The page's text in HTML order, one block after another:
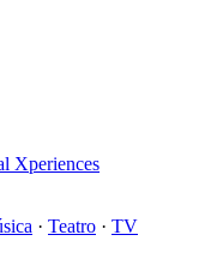
Xperiences
· Teatro · TV